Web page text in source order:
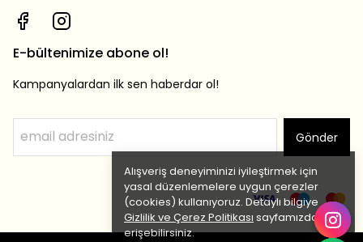
Alışveriş deneyiminizi iyileştirmek için
yasal düzenlemelere uygun çerezler
(cookies) kullanıyoruz. Detaylı bilgiye
Gizlilik ve Çerez Politikası sayfamızdan
erişebilirsiniz.
E-bültenimize abone ol!
Kampanyalardan ilk sen haberdar ol!
Gönder